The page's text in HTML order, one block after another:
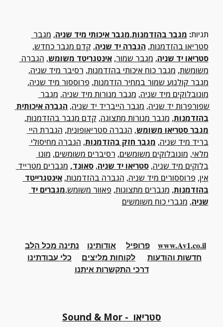
תגיות: מגבר בהזדמנות,מגבר איכותי מיד שניה,
סטריאו בהזדמנות, הגברה יד שניה, קדם מגבר כחדש,
סטריאו יד שניה, מגבר שמור, אינטגריטד משומש,
משומשת, מגבר כוח איכותי בהזדמנות, רסיבר מיד שניה,
מגבר קולנוע שמור במחיר הזדמנות, פרוססור מיד שניה,
מונובלוקים מיד שניה, מגבר מנורות מיד שניה,
שפורפרות יד שניה, מגבר הייבריד יד שניה,
הגברה איכותית
בהזדמנות, מגבר מנורות מתצוגה, קדם מגבר בהזדמנות,
מגבר סטריאו משומש, הגברה סטריאופונית,
בריד מיד שניה, מגבר חזק בהזדמנות,
מלאי, מונובלוקים משומשים, רסיברים משומשים,
בלוקים מיד שניה, סטריאו יד שניה, סאונד,
אין, פרוססורים מיד שניה, הגברה בהזדמנות,
בהזדמנות, מגברים מתצוגות, פאוור משומש,
שניה, מגברי כוח משומשים
www.Av1.co.il פרופיל אודותינו
נתינה מכל הלב
חדשות והודעות
לקוחות מליצים כלי עבודתינו
דרכי התקשרות איתנו
Sound & Mor - סטריאו